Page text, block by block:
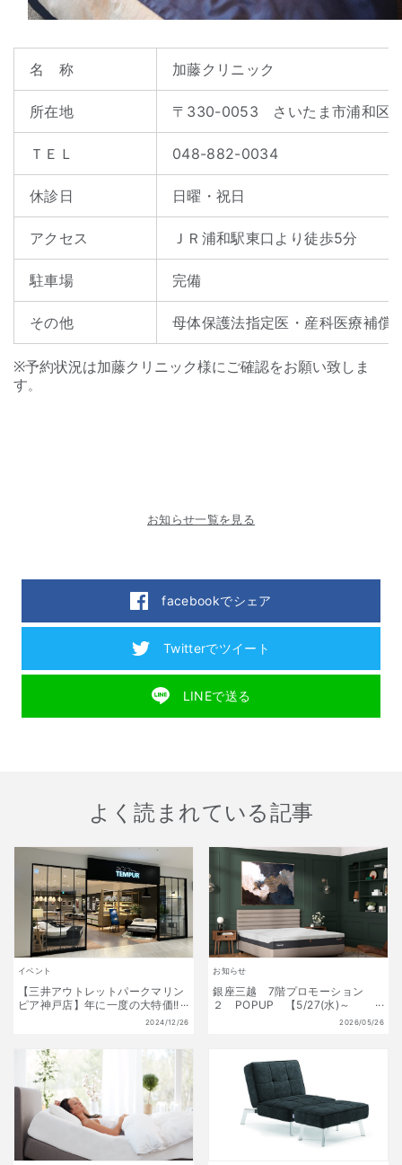
名 称 加藤クリニック
所在地 〒330-0053 さいたま市浦和区
ＴＥＬ 048-882-0034
休診日 日曜・祝日
アクセス ＪＲ浦和駅東口より徒歩5分
駐車場 完備
その他 母体保護法指定医・産科医療補償
※予約状況は加藤クリニック様にご確認をお願い致しま
す。
お知らせ一覧を見る
facebookでシェア
Twitterでツイート
LINEで送る
よく読まれている記事
イベント
【三井アウトレットパークマリン
ピア神戸店】年に一度の大特価!!
初夢福袋 販売開始!! 1月1日(水)
2024/12/26
お知らせ
銀座三越 7階プロモーション
２ POPUP 【5/27(水)～
2026/05/26